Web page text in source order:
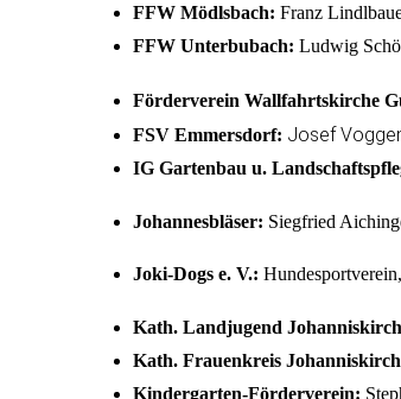
FFW Mödlsbach: Franz
FFW Unterbubach: Ludwig
Förderverein Wallfahrtskirche
FSV Emmersdorf: Josef
IG Gartenbau u.
Johannesbläser: Siegfried
Joki-Dogs e. V.:
Kath. Landjugend
Kath. Frauenkreis
Kindergarten-Förderverein: